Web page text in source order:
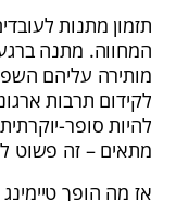
תזמון מתנות
המחווה. מתנה
מותירה עליהם
לקידום תרבות
להיות סופר-
מתאים – זה פשוט
אז מה הופך